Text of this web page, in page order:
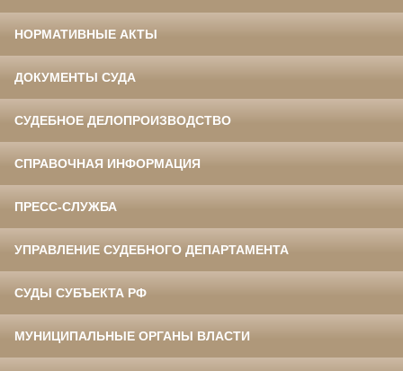
НОРМАТИВНЫЕ АКТЫ
ДОКУМЕНТЫ СУДА
СУДЕБНОЕ ДЕЛОПРОИЗВОДСТВО
СПРАВОЧНАЯ ИНФОРМАЦИЯ
ПРЕСС-СЛУЖБА
УПРАВЛЕНИЕ СУДЕБНОГО ДЕПАРТАМЕНТА
СУДЫ СУБЪЕКТА РФ
МУНИЦИПАЛЬНЫЕ ОРГАНЫ ВЛАСТИ